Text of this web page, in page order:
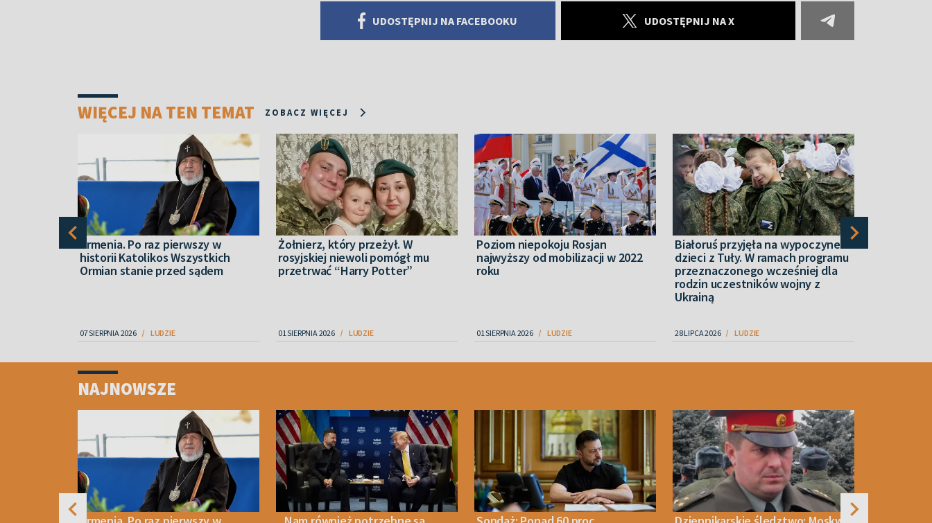
UDOSTĘPNIJ NA FACEBOOKU UDOSTĘPNIJ NA X
WIĘCEJ NA TEN TEMAT ZOBACZ WIĘCEJ
Armenia. Po raz pierwszy w
historii Katolikos Wszystkich
Ormian stanie przed sądem
07 SIERPNIA 2026 LUDZIE
Żołnierz, który przeżył. W
rosyjskiej niewoli pomógł mu
przetrwać “Harry Potter”
01 SIERPNIA 2026 LUDZIE
Poziom niepokoju Rosjan
najwyższy od mobilizacji w 2022
roku
01 SIERPNIA 2026 LUDZIE
Białoruś przyjęła na wypoczynek
dzieci z Tuły. W ramach programu
przeznaczonego wcześniej dla
rodzin uczestników wojny z
Ukrainą
28 LIPCA 2026 LUDZIE
NAJNOWSZE